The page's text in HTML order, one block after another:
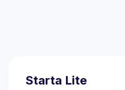
Starta Lite